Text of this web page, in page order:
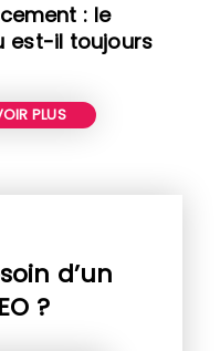
: le
est-il toujours
PLUS
d’un
?